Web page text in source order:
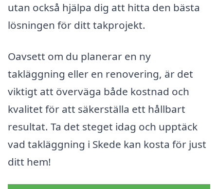
utan också hjälpa dig att hitta den bästa
lösningen för ditt takprojekt.
Oavsett om du planerar en ny
takläggning eller en renovering, är det
viktigt att överväga både kostnad och
kvalitet för att säkerställa ett hållbart
resultat. Ta det steget idag och upptäck
vad takläggning i Skede kan kosta för just
ditt hem!